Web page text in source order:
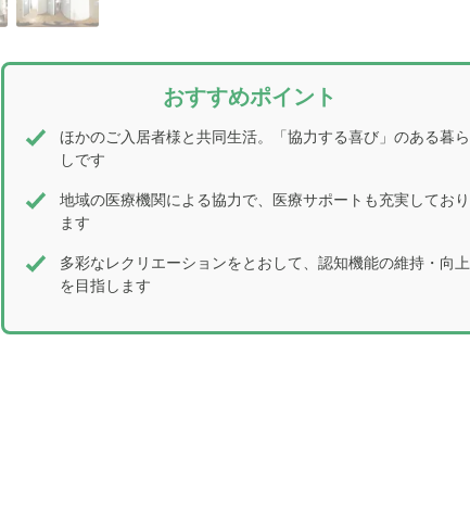
おすすめポイント
ほかのご入居者様と共同生活。「協力する喜び」のある暮ら
しです
地域の医療機関による協力で、医療サポートも充実しており
ます
多彩なレクリエーションをとおして、認知機能の維持・向上
を目指します